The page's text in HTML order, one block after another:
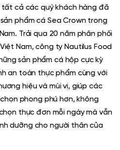
cả các quý khách hàng đã
phẩm cá Sea Crown trong
Trải qua 20 năm phân phối
Nam, công ty Nautilus Food
sản phẩm cá hộp cực kỳ
an toàn thực phẩm cùng với
hiệu và mùi vị, giúp các
phong phú hơn, không
thực đơn mỗi ngày mà vẫn
dưỡng cho người thân của